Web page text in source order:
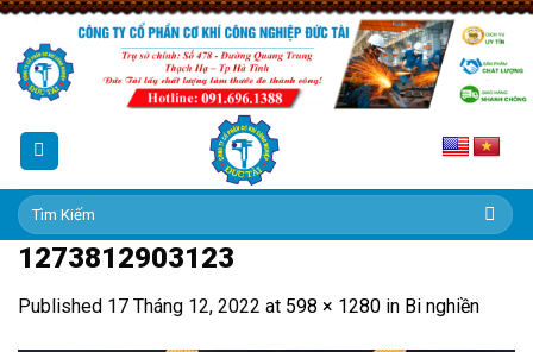
Skip
content
Tìm
kiếm:
1273812903123
Published 17 Tháng 12, 2022 at 598 × 1280 in Bi nghiền